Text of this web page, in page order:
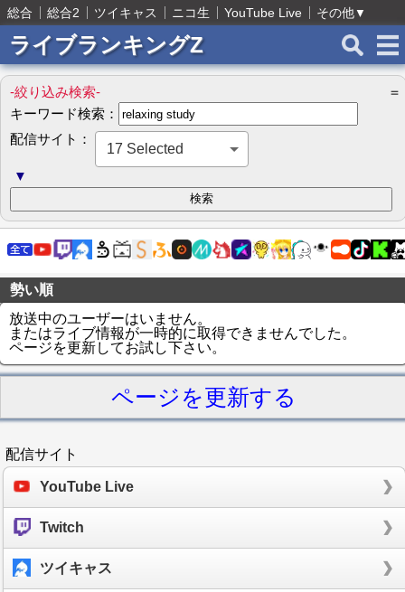
総合 総合2 ツイキャス ニコ生 YouTube Live その他▼
ライブランキングZ
-絞り込み検索-
＝
キーワード検索：
配信サイト：
17 Selected
▼
勢い順
放送中のユーザーはいません。
またはライブ情報が一時的に取得できませんでした。
ページを更新してお試し下さい。
ページを更新する
配信サイト
YouTube Live
Twitch
ツイキャス